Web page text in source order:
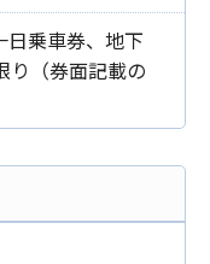
日乗車券、地下
り（券面記載の